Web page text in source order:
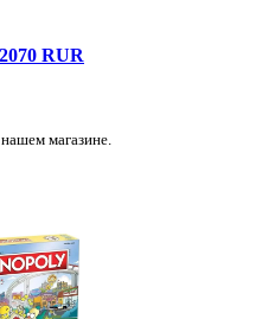
RUR
магазине.